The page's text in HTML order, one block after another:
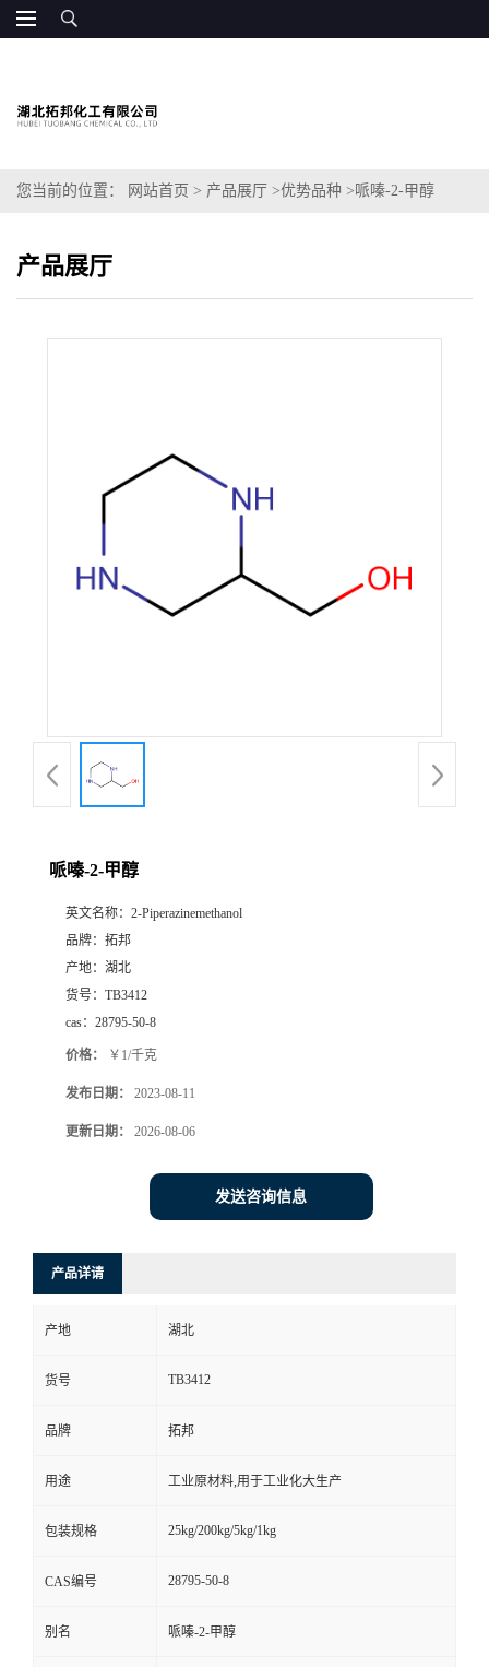
您当前的位置： 网站首页 > 产品展厅 >优势品种 >哌嗪-2-甲醇
产品展厅
哌嗪-2-甲醇
英文名称： 2-Piperazinemethanol
品牌： 拓邦
产地： 湖北
货号： TB3412
cas： 28795-50-8
价格： ￥1/千克
发布日期： 2023-08-11
更新日期： 2026-08-06
发送咨询信息
产品详请
产地 湖北
货号 TB3412
品牌 拓邦
用途 工业原材料,用于工业化大生产
包装规格 25kg/200kg/5kg/1kg
CAS编号 28795-50-8
别名 哌嗪-2-甲醇